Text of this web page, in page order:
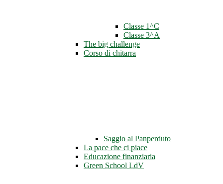
Classe 1^C
Classe 3^A
The big challenge
Corso di chitarra
Saggio al Panperduto
La pace che ci piace
Educazione finanziaria
Green School LdV